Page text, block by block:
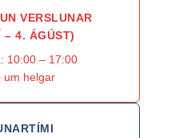
VERSLUNAR
– 4. ÁGÚST)
10:00 – 17:00
um helgar